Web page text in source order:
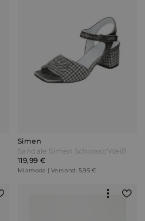
Simen
Sandale Simen Schwarz/Weiß
119,99 €
Miamoda | Versand: 5,95 €